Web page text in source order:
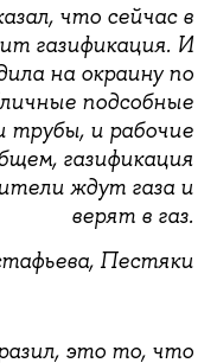
что сейчас в
газификация. И
на окраину по
подсобные
трубы, и рабочие
газификация
ждут газа и
верят в газ.
Пестяки
это то, что